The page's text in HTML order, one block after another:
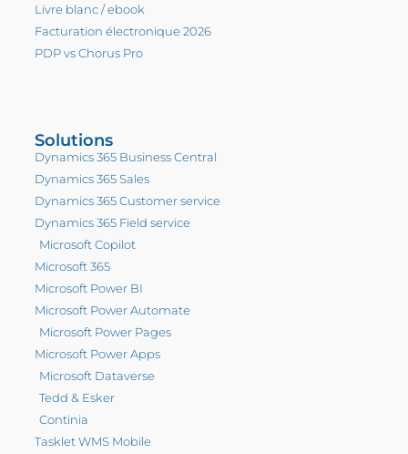
Livre blanc / ebook
Facturation électronique 2026
PDP vs Chorus Pro
Solutions
Dynamics 365 Business Central
Dynamics 365 Sales
Dynamics 365 Customer service
Dynamics 365 Field service
Microsoft Copilot
Microsoft 365
Microsoft Power BI
Microsoft Power Automate
Microsoft Power Pages
Microsoft Power Apps
Microsoft Dataverse
Tedd & Esker
Continia
Tasklet WMS Mobile